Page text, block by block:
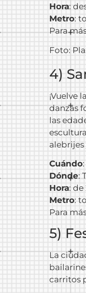
Hora:
Metro:
Para
Foto:
4)
¡Vuelve
danzas
las
alebrijes
Cuándo
Dónde:
Hora:
Metro:
Para
5)
La
carritos